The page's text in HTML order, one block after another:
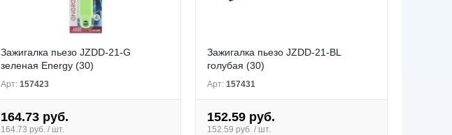
Зажигалка пьезо JZDD-21-G
зеленая Energy (30)
Арт: 157423
164.73 руб.
164.73 руб. / шт.
Зажигалка пьезо JZDD-21-BL
голубая (30)
Арт: 157431
152.59 руб.
152.59 руб. / шт.